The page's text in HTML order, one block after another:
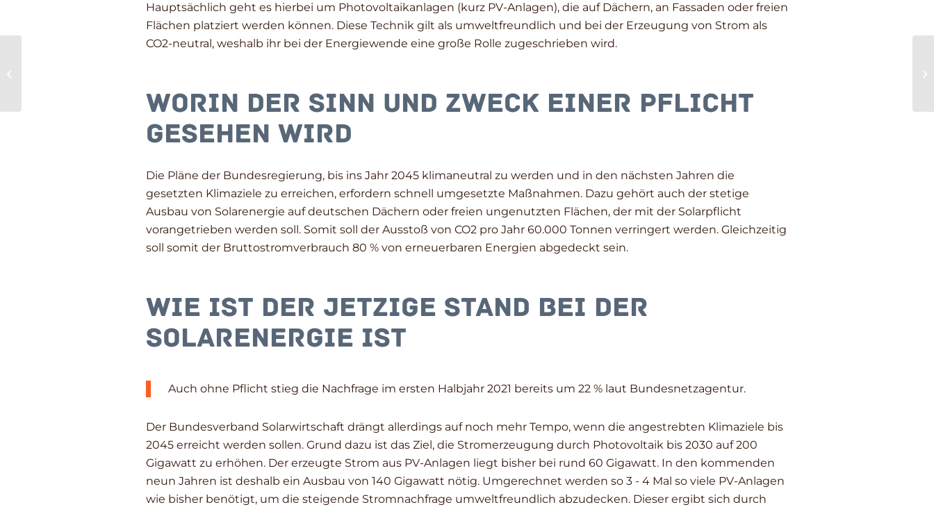
Hauptsächlich geht es hierbei um Photovoltaikanlagen (kurz PV-Anlagen), die auf Dächern, an Fassaden oder freien
Flächen platziert werden können. Diese Technik gilt als umweltfreundlich und bei der Erzeugung von Strom als
CO2-neutral, weshalb ihr bei der Energiewende eine große Rolle zugeschrieben wird.
Worin der Sinn und Zweck einer Pflicht
gesehen wird
Die Pläne der Bundesregierung, bis ins Jahr 2045 klimaneutral zu werden und in den nächsten Jahren die
gesetzten Klimaziele zu erreichen, erfordern schnell umgesetzte Maßnahmen. Dazu gehört auch der stetige
Ausbau von Solarenergie auf deutschen Dächern oder freien ungenutzten Flächen, der mit der Solarpflicht
vorangetrieben werden soll. Somit soll der Ausstoß von CO2 pro Jahr 60.000 Tonnen verringert werden. Gleichzeitig
soll somit der Bruttostromverbrauch 80 % von erneuerbaren Energien abgedeckt sein.
Wie ist der jetzige Stand bei der
Solarenergie ist
Auch ohne Pflicht stieg die Nachfrage im ersten Halbjahr 2021 bereits um 22 % laut Bundesnetzagentur.
Der Bundesverband Solarwirtschaft drängt allerdings auf noch mehr Tempo, wenn die angestrebten Klimaziele bis
2045 erreicht werden sollen. Grund dazu ist das Ziel, die Stromerzeugung durch Photovoltaik bis 2030 auf 200
Gigawatt zu erhöhen. Der erzeugte Strom aus PV-Anlagen liegt bisher bei rund 60 Gigawatt. In den kommenden
neun Jahren ist deshalb ein Ausbau von 140 Gigawatt nötig. Umgerechnet werden so 3 - 4 Mal so viele PV-Anlagen
wie bisher benötigt, um die steigende Stromnachfrage umweltfreundlich abzudecken. Dieser ergibt sich durch